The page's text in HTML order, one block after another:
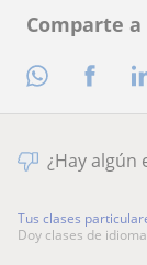
Comparte
¿Hay algún
Tus clases
doy clases de